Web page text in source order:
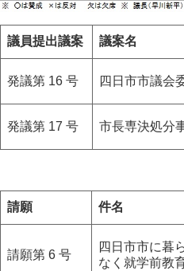
議員提出議案 議案名
発議第 16 号 四日市市議会
発議第 17 号 市長専決処分
請願 件名
請願第 6 号
四日市市に暮
なく就学前教